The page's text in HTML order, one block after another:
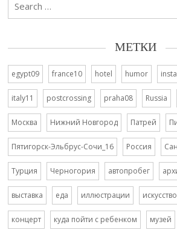
записям
for:
МЕТКИ
egypt09 france10 hotel humor
italy11 postcrossing praha08 Russia
Москва Нижний Новгород Патрей
Пятигорск-Эльбрус-Сочи_16 Россия
Турция Черногория автопробег
выставка еда иллюстрации искусство
концерт куда пойти с ребенком музей